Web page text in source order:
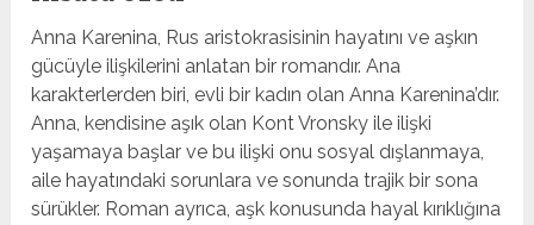
Anna Karenina, Rus aristokrasisinin hayatını ve aşkın
gücüyle ilişkilerini anlatan bir romandır. Ana
karakterlerden biri, evli bir kadın olan Anna Karenina’dır.
Anna, kendisine aşık olan Kont Vronsky ile ilişki
yaşamaya başlar ve bu ilişki onu sosyal dışlanmaya,
aile hayatındaki sorunlara ve sonunda trajik bir sona
sürükler. Roman ayrıca, aşk konusunda hayal kırıklığına